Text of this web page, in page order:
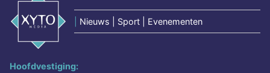
Nieuws | Sport | Evenementen
Hoofdvestiging: